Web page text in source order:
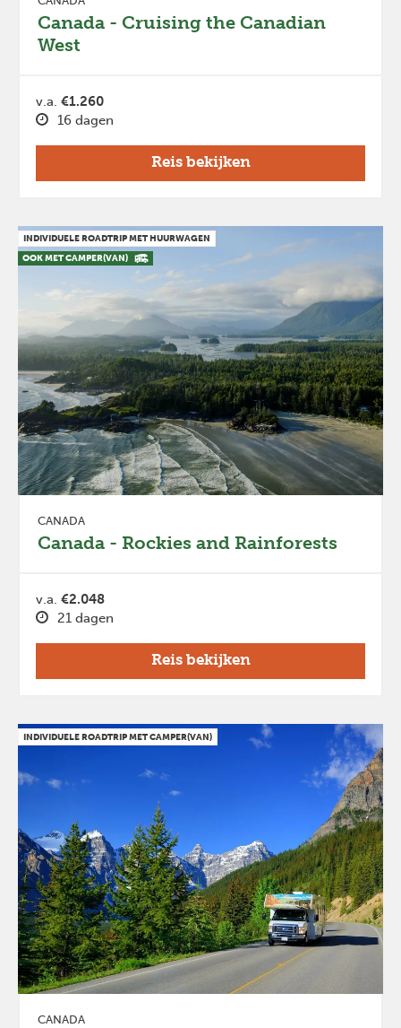
Canada - Cruising the Canadian
West
v.a. €1.260
16 dagen
Reis bekijken
INDIVIDUELE ROADTRIP MET HUURWAGEN
OOK MET CAMPER(VAN)
CANADA
Canada - Rockies and Rainforests
v.a. €2.048
21 dagen
Reis bekijken
INDIVIDUELE ROADTRIP MET CAMPER(VAN)
CANADA